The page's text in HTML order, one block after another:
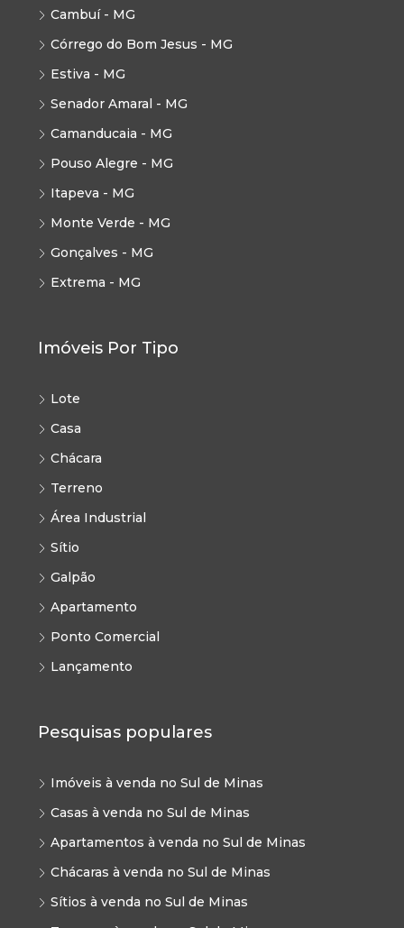
Cambuí - MG
Córrego do Bom Jesus - MG
Estiva - MG
Senador Amaral - MG
Camanducaia - MG
Pouso Alegre - MG
Itapeva - MG
Monte Verde - MG
Gonçalves - MG
Extrema - MG
Imóveis Por Tipo
Lote
Casa
Chácara
Terreno
Área Industrial
Sítio
Galpão
Apartamento
Ponto Comercial
Lançamento
Pesquisas populares
Imóveis à venda no Sul de Minas
Casas à venda no Sul de Minas
Apartamentos à venda no Sul de Minas
Chácaras à venda no Sul de Minas
Sítios à venda no Sul de Minas